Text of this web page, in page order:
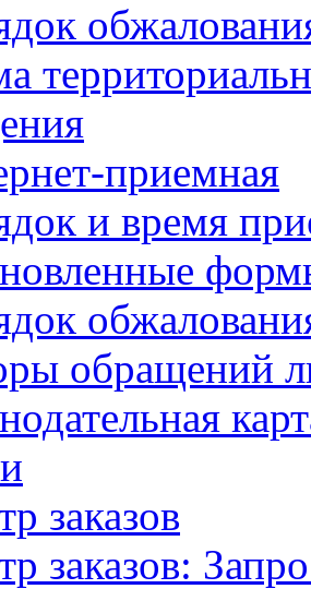
приемная
и время
обращений
заказов
заказов: